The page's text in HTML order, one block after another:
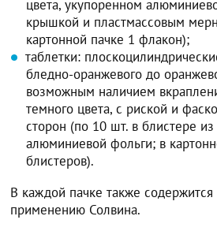
цвета, укупоренном
крышкой и пластмассовым
картонной пачке 1 флакон);
таблетки:
бледно-оранжевого до
возможным наличием
темного цвета, с риской и
сторон (по 10 шт. в блистере
алюминиевой фольги; в
блистеров).
В каждой пачке также содержится
применению Солвина.